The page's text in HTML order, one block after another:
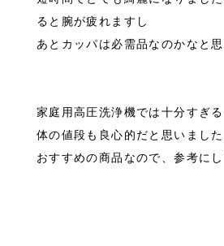
ると腕が疲れますし
あとカッパは必需品なのかなと思
家庭用高圧洗浄機では十分すぎ
体の値段も良心的だと思いました
おすすめの商品なので、参考に